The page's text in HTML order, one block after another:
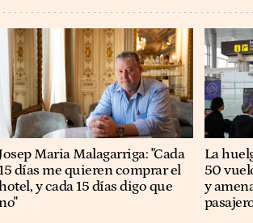
Maria Malagarriga: "Cada
días me quieren comprar el
y cada 15 días digo que
no"
La
50
y